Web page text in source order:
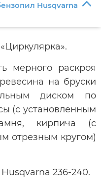
Husqvarna
мерного раскроя
на бруски
диском по
(с установленным
кирпича (с
отрезным кругом)
236-240.